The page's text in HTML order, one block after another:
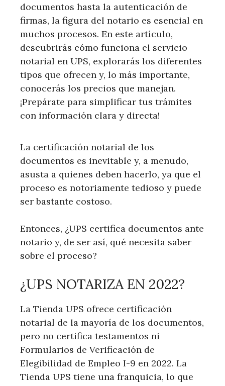
documentos hasta la autenticación de
firmas, la figura del notario es esencial en
muchos procesos. En este artículo,
descubrirás cómo funciona el servicio
notarial en UPS, explorarás los diferentes
tipos que ofrecen y, lo más importante,
conocerás los precios que manejan.
¡Prepárate para simplificar tus trámites
con información clara y directa!
La certificación notarial de los
documentos es inevitable y, a menudo,
asusta a quienes deben hacerlo, ya que el
proceso es notoriamente tedioso y puede
ser bastante costoso.
Entonces, ¿UPS certifica documentos ante
notario y, de ser así, qué necesita saber
sobre el proceso?
¿UPS NOTARIZA EN 2022?
La Tienda UPS ofrece certificación
notarial de la mayoría de los documentos,
pero no certifica testamentos ni
Formularios de Verificación de
Elegibilidad de Empleo I-9 en 2022. La
Tienda UPS tiene una franquicia, lo que